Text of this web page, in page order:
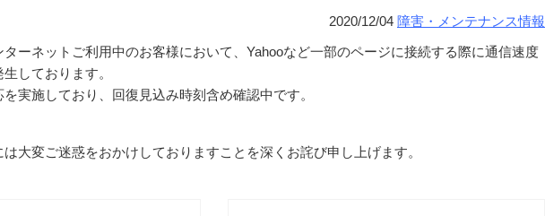
2020/12/04 障害・メンテナンス情報
ーネットご利用中のお客様において、Yahooなど一部のページに接続する際に通信速度
しております。
実施しており、回復見込み時刻含め確認中です。
大変ご迷惑をおかけしておりますことを深くお詫び申し上げます。